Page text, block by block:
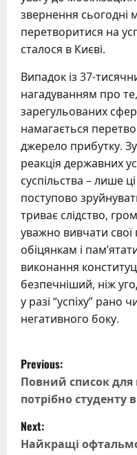
звернення сьогодні
перетворитися на
сталося в Києві.
Випадок із 37-
нагадуванням про
зарегульованих
намагається
джерело прибутку.
реакція державних
суспільства – лише
поступово
триває слідство,
уважно вивчати
обіцянкам і
виконання
безпечніший, ніж
у разі “успіху” рано
негативного боку.
P
o
s
t
Previous:
Повний список для
потрібно студенту в
Next:
Найкращі